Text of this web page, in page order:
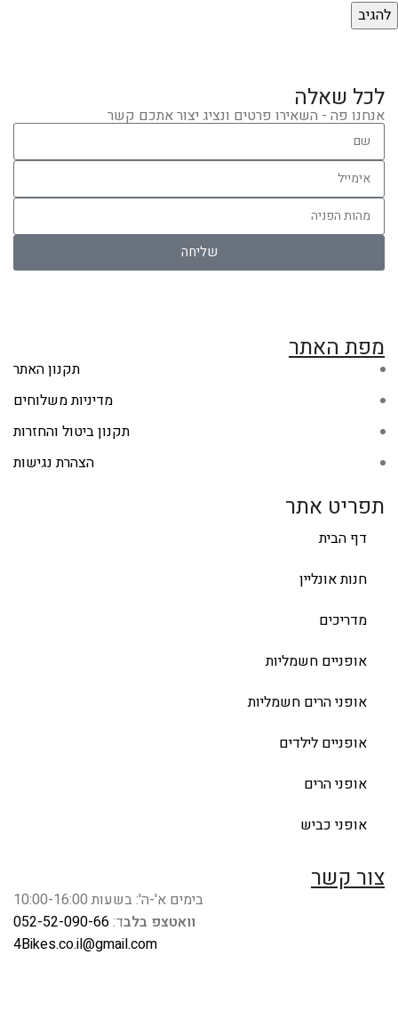
לכל שאלה
אנחנו פה - השאירו פרטים ונציג יצור אתכם קשר
שליחה
מפת האתר
תקנון האתר
מדיניות משלוחים
תקנון ביטול והחזרות
הצהרת נגישות
תפריט אתר
דף הבית
חנות אונליין
מדריכים
אופניים חשמליות
אופני הרים חשמליות
אופניים לילדים
אופני הרים
אופני כביש
צור קשר
בימים א'-ה': בשעות 10:00-16:00
וואטצפ בלבד:052-52-090-66
4Bikes.co.il@gmail.com